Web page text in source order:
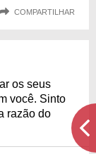
COMPARTILHAR
os seus
você. Sinto
razão do